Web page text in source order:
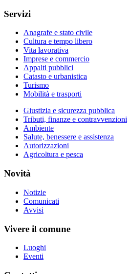
Servizi
Anagrafe e stato civile
Cultura e tempo libero
Vita lavorativa
Imprese e commercio
Appalti pubblici
Catasto e urbanistica
Turismo
Mobilità e trasporti
Giustizia e sicurezza pubblica
Tributi, finanze e contravvenzioni
Ambiente
Salute, benessere e assistenza
Autorizzazioni
Agricoltura e pesca
Novità
Notizie
Comunicati
Avvisi
Vivere il comune
Luoghi
Eventi